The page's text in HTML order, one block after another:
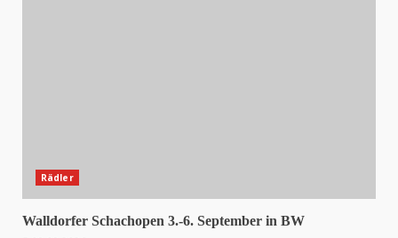
Rädler
Walldorfer Schachopen 3.-6. September in BW